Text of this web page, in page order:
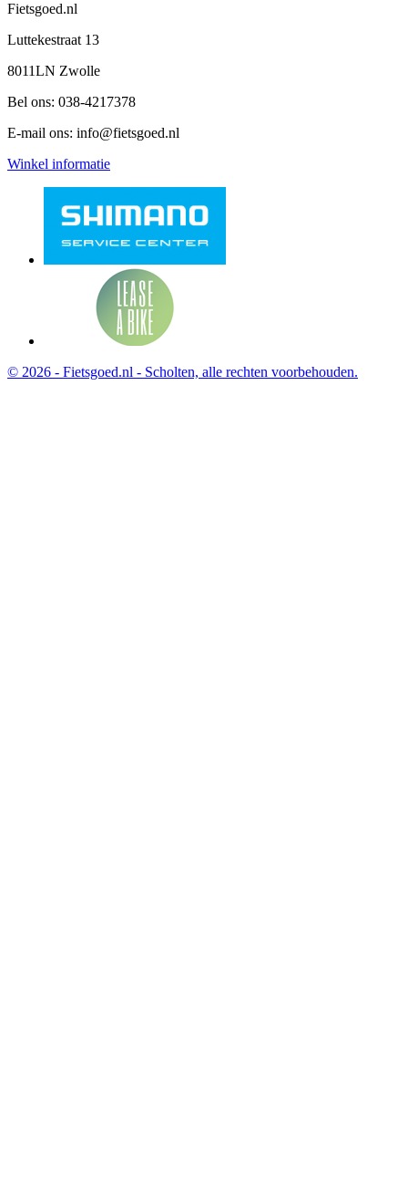
Fietsgoed.nl
Luttekestraat 13
8011LN Zwolle
Bel ons: 038-4217378
E-mail ons: info@fietsgoed.nl
Winkel informatie
© 2026 - Fietsgoed.nl - Scholten, alle rechten voorbehouden.